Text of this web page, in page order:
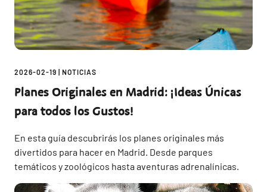
2026-02-19 | NOTICIAS
Planes Originales en Madrid: ¡Ideas Únicas
para todos los Gustos!
En esta guía descubrirás los planes originales más
divertidos para hacer en Madrid. Desde parques
temáticos y zoológicos hasta aventuras adrenalínicas.